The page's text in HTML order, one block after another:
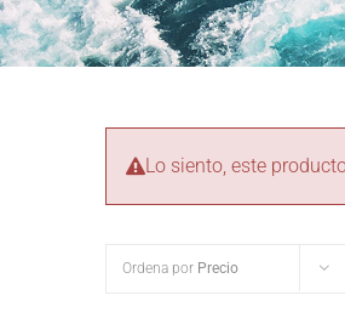
Lo siento, este
Ordena por Precio